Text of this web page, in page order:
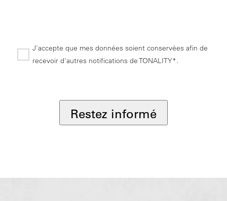
J'accepte que mes données soient conservées afin de
recevoir d'autres notifications de TONALITY*.
Restez informé